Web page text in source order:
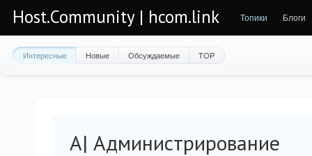
Host.Community | hcom.link Топики Блоги
Интересные Новые Обсуждаемые TOP
A| Администрирование